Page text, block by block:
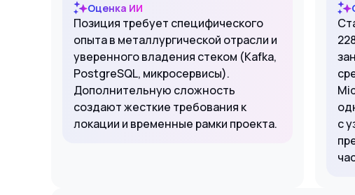
Оценка ИИ
Позиция требует специфического
опыта в металлургической отрасли и
уверенного владения стеком (Kafka,
PostgreSQL, микросервисы).
Дополнительную сложность
создают жесткие требования к
локации и временные рамки проекта.
с